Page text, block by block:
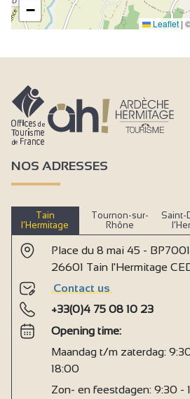
−
Leaflet |
NOS ADRESSES
Tain
l’Hermitage
Tournon-sur-
Rhône
Saint-
Place du 8 mai 45 -
26601 Tain l'Hermitage
Contact us
+33(0)4 75 08 10 23
Opening time:
Maandag t/m zaterdag:
18:00
Zon- en feestdagen: 9:30 -